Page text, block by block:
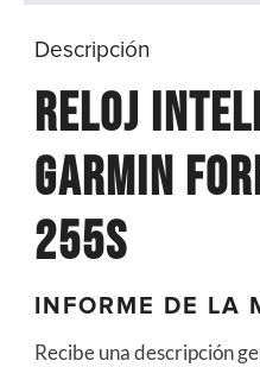
Descripción
Reloj
Garmin
255S
INFORME DE LA
Recibe una descripción